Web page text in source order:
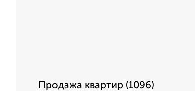
Продажа квартир (1096)